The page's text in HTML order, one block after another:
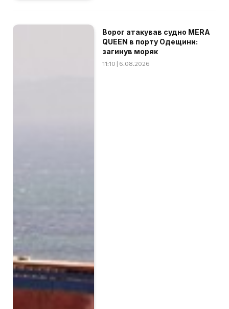
Ворог атакував судно MERA
QUEEN в порту Одещини:
загинув моряк
11:10 | 6.08.2026